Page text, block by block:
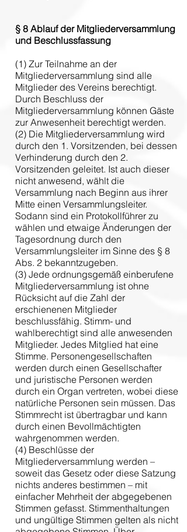
§ 8 Ablauf der Mitgliederversammlung
und Beschlussfassung
(1) Zur Teilnahme an der
Mitgliederversammlung sind alle
Mitglieder des Vereins berechtigt.
Durch Beschluss der
Mitgliederversammlung können Gäste
zur Anwesenheit berechtigt werden.
(2) Die Mitgliederversammlung wird
durch den 1. Vorsitzenden, bei dessen
Verhinderung durch den 2.
Vorsitzenden geleitet. Ist auch dieser
nicht anwesend, wählt die
Versammlung nach Beginn aus ihrer
Mitte einen Versammlungsleiter.
Sodann sind ein Protokollführer zu
wählen und etwaige Änderungen der
Tagesordnung durch den
Versammlungsleiter im Sinne des § 8
Abs. 2 bekanntzugeben.
(3) Jede ordnungsgemäß einberufene
Mitgliederversammlung ist ohne
Rücksicht auf die Zahl der
erschienenen Mitglieder
beschlussfähig. Stimm- und
wahlberechtigt sind alle anwesenden
Mitglieder. Jedes Mitglied hat eine
Stimme. Personengesellschaften
werden durch einen Gesellschafter
und juristische Personen werden
durch ein Organ vertreten, wobei diese
natürliche Personen sein müssen. Das
Stimmrecht ist übertragbar und kann
durch einen Bevollmächtigten
wahrgenommen werden.
(4) Beschlüsse der
Mitgliederversammlung werden –
soweit das Gesetz oder diese Satzung
nichts anderes bestimmen – mit
einfacher Mehrheit der abgegebenen
Stimmen gefasst. Stimmenthaltungen
und ungültige Stimmen gelten als nicht